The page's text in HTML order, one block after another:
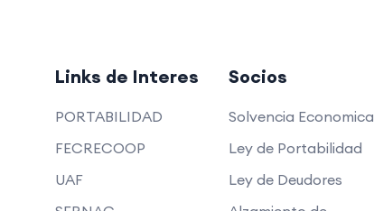
Links de Interes
PORTABILIDAD
FECRECOOP
UAF
Socios
Solvencia Economica
Ley de Portabilidad
Ley de Deudores